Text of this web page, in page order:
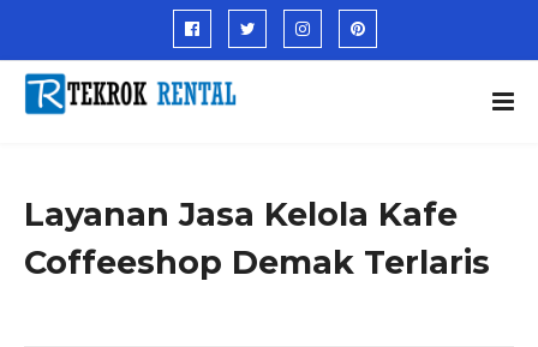
Layanan Jasa Kelola Kafe
Coffeeshop Demak Terlaris